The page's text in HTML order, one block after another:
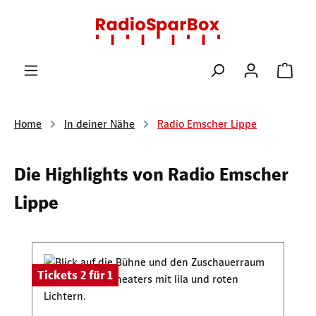
Zum Hauptinhalt springen
Home In deiner Nähe Radio Emscher Lippe
Die Highlights von Radio Emscher
Lippe
Tickets 2 für 1